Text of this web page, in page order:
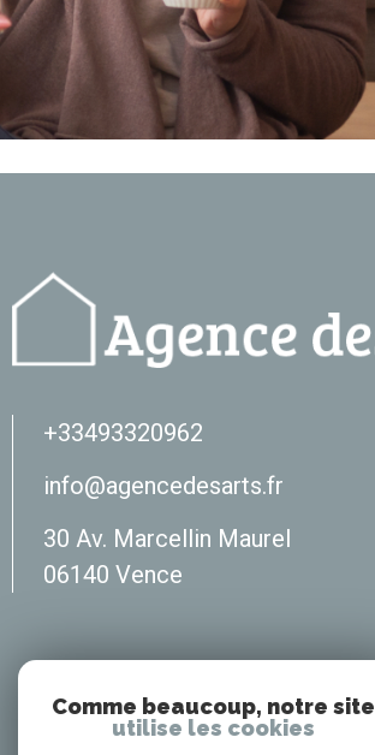
+33493320962
info@agencedesarts.fr
30 Av. Marcellin Maurel
06140
vence
Adhérents
Comme beaucoup, notre site
utilise les cookies